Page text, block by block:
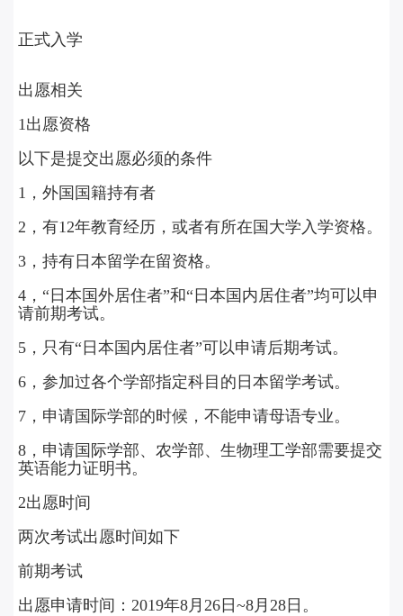
正式入学
出愿相关
1出愿资格
以下是提交出愿必须的条件
1，外国国籍持有者
2，有12年教育经历，或者有所在国大学入学资格。
3，持有日本留学在留资格。
4，“日本国外居住者”和“日本国内居住者”均可以申
请前期考试。
5，只有“日本国内居住者”可以申请后期考试。
6，参加过各个学部指定科目的日本留学考试。
7，申请国际学部的时候，不能申请母语专业。
8，申请国际学部、农学部、生物理工学部需要提交
英语能力证明书。‍
2出愿时间
两次考试出愿时间如下
前期考试
出愿申请时间：2019年8月26日~8月28日。